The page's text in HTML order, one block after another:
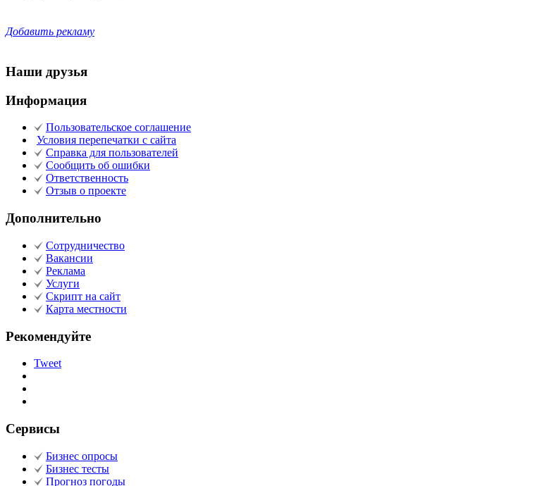
Добавить рекламу
Наши друзья
Информация
Пользовательское соглашение
Условия перепечатки с сайта
Справка для пользователей
Сообщить об ошибки
Ответственность
Отзыв о проекте
Дополнительно
Сотрудничество
Вакансии
Реклама
Услуги
Скрипт на сайт
Карта местности
Рекомендуйте
Tweet
Сервисы
Бизнес опросы
Бизнес тесты
Прогноз погоды